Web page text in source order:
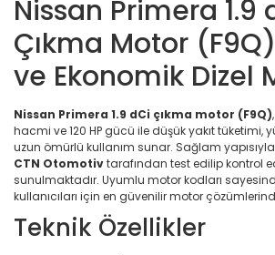
Nissan Primera 1.9
Çıkma Motor
ve Ekonomik Dizel
Nissan Primera 1.9 dCi çıkma motor (F9Q)
hacmi ve 120 HP gücü ile düşük yakıt tüketimi,
uzun ömürlü kullanım sunar. Sağlam
CTN Otomotivtarafından test edilip kontrol
sunulmaktadır. Uyumlu motor kodları
kullanıcıları için en güvenilir motor
Teknik Özellikler